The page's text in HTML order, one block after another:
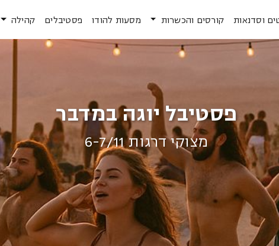
וסדנאות קורסים והכשרות מסעות להודו פסטיבלים קהילה
פסטיבל יוגה במדבר
מצוקי דרגות 6-7/11